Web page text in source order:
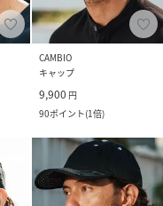
CAMBIO
キャップ
9,900 円
90ポイント(1倍)